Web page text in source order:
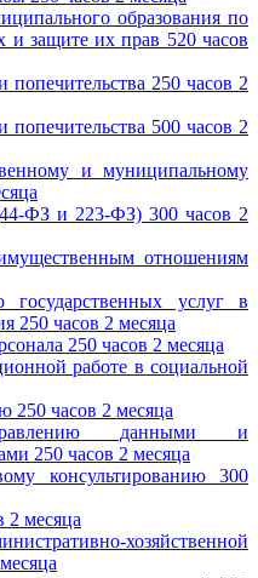
образования по
и защите их прав 520 часов
250 часов 2
500 часов 2
и муниципальному
ФЗ и 223-ФЗ) 300 часов 2
отношениям
услуг в
250 часов 2 месяца
250 часов 2 месяца
работе в социальной
250 часов 2 месяца
данными и
250 часов 2 месяца
консультированию 300
2 месяца
хозяйственной